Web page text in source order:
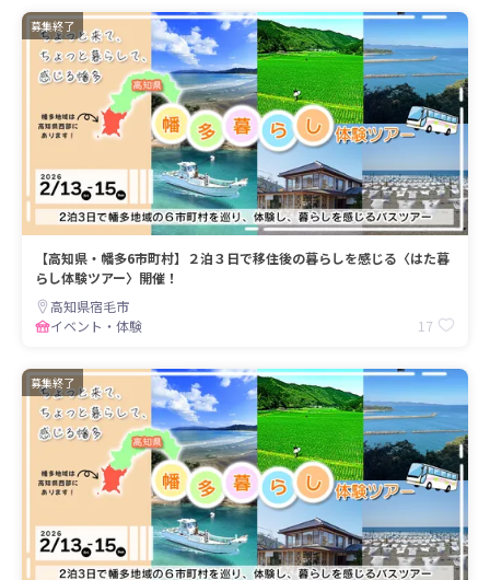
募集終了
【高知県・幡多6市町村】２泊３日で移住後の暮らしを感じる〈はた暮
らし体験ツアー〉開催！
高知県宿毛市
イベント・体験
17
募集終了